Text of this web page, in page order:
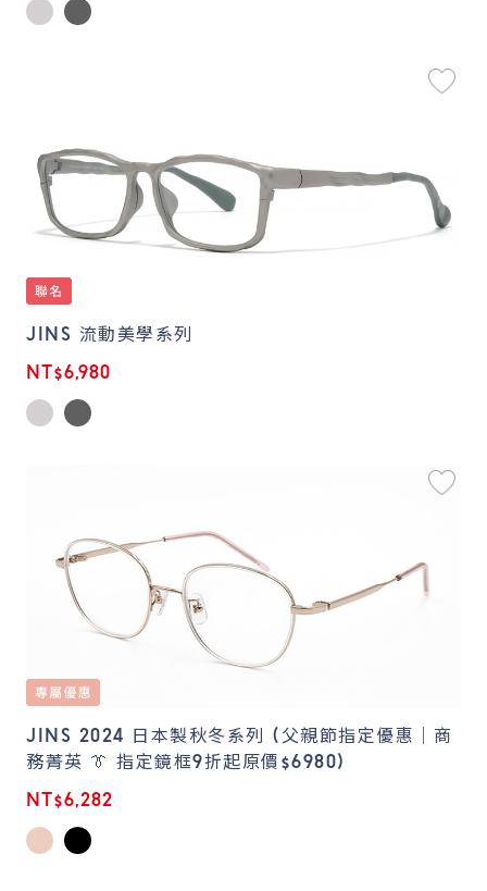
JINS 流動美學系列
NT$6,980
JINS 2024 日本製秋冬系列 (父親節指定優惠｜商
務菁英 👔 指定鏡框9折起原價$6980)
NT$6,282